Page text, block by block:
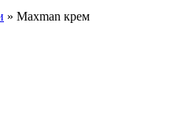
» Maxman крем